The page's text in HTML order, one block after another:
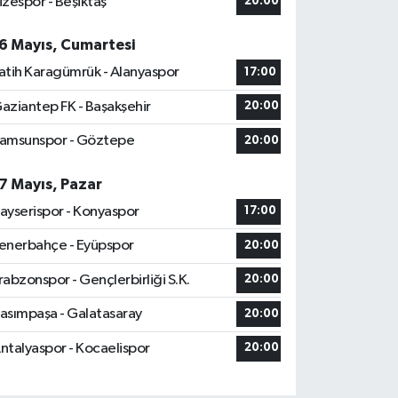
Mayıs, Cumartesi
Karagümrük - Alanyaspor
17:00
FK - Başakşehir 20:00
- Göztepe 20:00
Mayıs, Pazar
- Konyaspor
17:00
- Eyüpspor 20:00
- Gençlerbirliği S.K. 20:00
- Galatasaray 20:00
- Kocaelispor 20:00